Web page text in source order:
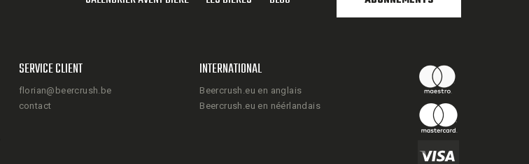
SERVICE CLIENT
florian@beercrush.be
contact
INTERNATIONAL
Beercrush.eu en anglais
Beercrush.eu en néérlandais